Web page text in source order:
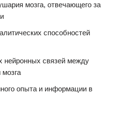
мозга, отвечающего за
способностей
нейронных связей между
опыта и информации в